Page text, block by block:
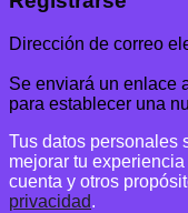
Dirección de correo
Se enviará un enlace
para establecer una
Tus datos personales
mejorar tu
cuenta y otros
privacidad.